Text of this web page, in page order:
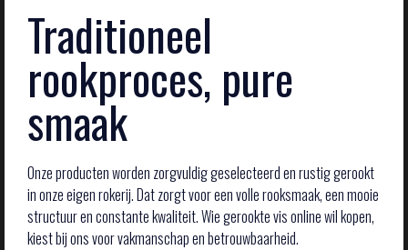
Traditioneel
rookproces, pure
smaak
Onze producten worden zorgvuldig geselecteerd en rustig gerookt
in onze eigen rokerij. Dat zorgt voor een volle rooksmaak, een mooie
structuur en constante kwaliteit. Wie gerookte vis online wil kopen,
kiest bij ons voor vakmanschap en betrouwbaarheid.